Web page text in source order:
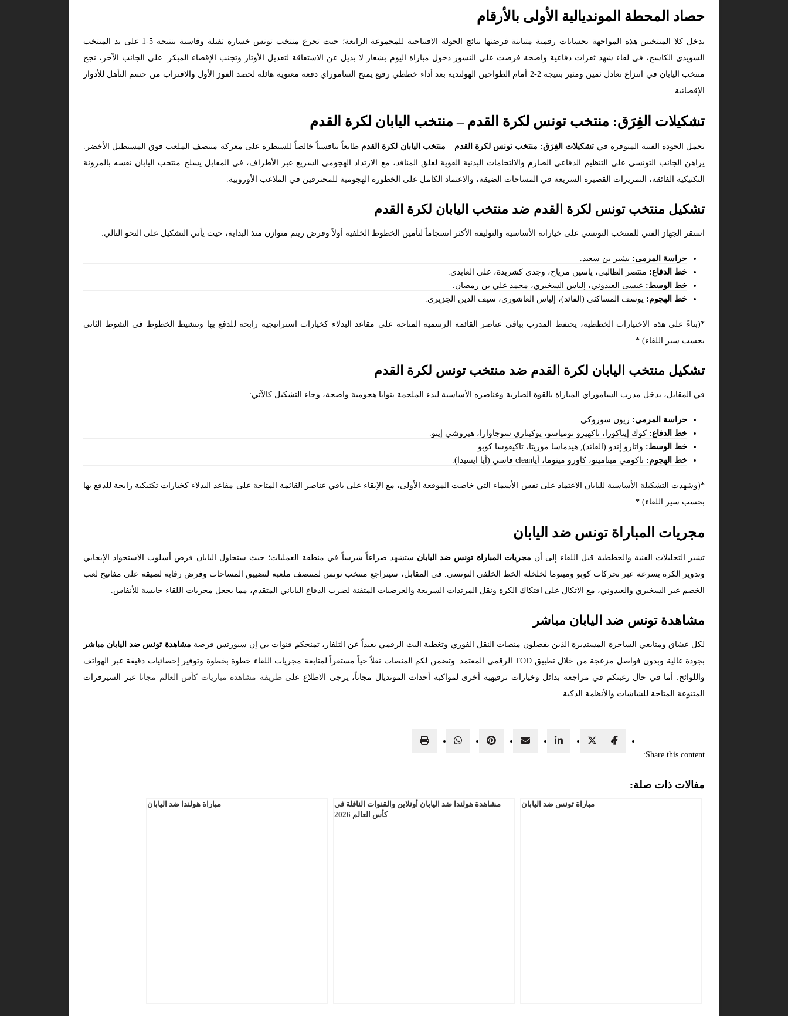
حصاد المحطة المونديالية الأولى بالأرقام
يدخل كلا المنتخبين هذه المواجهة بحسابات رقمية متباينة فرضتها نتائج الجولة الافتتاحية للمجموعة الرابعة؛ حيث تجرع منتخب تونس خسارة ثقيلة وقاسية بنتيجة 5-1 على يد المنتخب
السويدي الكاسح، في لقاء شهد ثغرات دفاعية واضحة فرضت على النسور دخول مباراة اليوم بشعار لا بديل عن الاستفاقة لتعديل الأوتار وتجنب الإقصاء المبكر. على الجانب الآخر، نجح
منتخب اليابان في انتزاع تعادل ثمين ومثير بنتيجة 2-2 أمام الطواحين الهولندية بعد أداء خططي رفيع يمنح الساموراي دفعة معنوية هائلة لحصد الفوز الأول والاقتراب من حسم التأهل للأدوار
الإقصائية.
تشكيلات الفِرَق: منتخب تونس لكرة القدم – منتخب اليابان لكرة القدم
تحمل الجودة الفنية المتوفرة في تشكيلات الفِرَق: منتخب تونس لكرة القدم – منتخب اليابان لكرة القدم طابعاً تنافسياً خالصاً للسيطرة على معركة منتصف الملعب فوق المستطيل الأخضر.
يراهن الجانب التونسي على التنظيم الدفاعي الصارم والالتحامات البدنية القوية لغلق المنافذ، مع الارتداد الهجومي السريع عبر الأطراف، في المقابل يسلح منتخب اليابان نفسه بالمرونة
التكتيكية الفائقة، التمريرات القصيرة السريعة في المساحات الضيقة، والاعتماد الكامل على الخطورة الهجومية للمحترفين في الملاعب الأوروبية.
تشكيل منتخب تونس لكرة القدم ضد منتخب اليابان لكرة القدم
استقر الجهاز الفني للمنتخب التونسي على خياراته الأساسية والتوليفة الأكثر انسجاماً لتأمين الخطوط الخلفية أولاً وفرض ريتم متوازن منذ البداية، حيث يأتي التشكيل على النحو التالي:
حراسة المرمى: بشير بن سعيد.
خط الدفاع: منتصر الطالبي، ياسين مرياح، وجدي كشريدة، علي العابدي.
خط الوسط: عيسى العيدوني، إلياس السخيري، محمد علي بن رمضان.
خط الهجوم: يوسف المساكني (القائد)، إلياس العاشوري، سيف الدين الجزيري.
*(بناءً على هذه الاختيارات الخططية، يحتفظ المدرب بباقي عناصر القائمة الرسمية المتاحة على مقاعد البدلاء كخيارات استراتيجية رابحة للدفع بها وتنشيط الخطوط في الشوط الثاني
بحسب سير اللقاء).*
تشكيل منتخب اليابان لكرة القدم ضد منتخب تونس لكرة القدم
في المقابل، يدخل مدرب الساموراي المباراة بالقوة الضاربة وعناصره الأساسية لبدء الملحمة بنوايا هجومية واضحة، وجاء التشكيل كالآتي:
حراسة المرمى: زيون سوزوكي.
خط الدفاع: كوك إيتاكورا، تاكهيرو تومياسو، يوكيناري سوجاوارا، هيروشي إيتو.
خط الوسط: واتارو إندو (القائد), هيدماسا موريتا، تاكيفوسا كوبو.
خط الهجوم: تاكومي مينامينو، كاورو ميتوما، أياclean فاسي (أيا ايسيدا).
*(وشهدت التشكيلة الأساسية لليابان الاعتماد على نفس الأسماء التي خاضت الموقعة الأولى، مع الإبقاء على باقي عناصر القائمة المتاحة على مقاعد البدلاء كخيارات تكتيكية رابحة للدفع بها
بحسب سير اللقاء).*
مجريات المباراة تونس ضد اليابان
تشير التحليلات الفنية والخططية قبل اللقاء إلى أن مجريات المباراة تونس ضد اليابان ستشهد صراعاً شرساً في منطقة العمليات؛ حيث ستحاول اليابان فرض أسلوب الاستحواذ الإيجابي
وتدوير الكرة بسرعة عبر تحركات كوبو وميتوما لخلخلة الخط الخلفي التونسي. في المقابل، سيتراجع منتخب تونس لمنتصف ملعبه لتضييق المساحات وفرض رقابة لصيقة على مفاتيح لعب
الخصم عبر السخيري والعيدوني، مع الاتكال على افتكاك الكرة ونقل المرتدات السريعة والعرضيات المتقنة لضرب الدفاع الياباني المتقدم، مما يجعل مجريات اللقاء حابسة للأنفاس.
مشاهدة تونس ضد اليابان مباشر
لكل عشاق ومتابعي الساحرة المستديرة الذين يفضلون منصات النقل الفوري وتغطية البث الرقمي بعيداً عن التلفاز، تمنحكم قنوات بي إن سبورتس فرصة مشاهدة تونس ضد اليابان مباشر
بجودة عالية وبدون فواصل مزعجة من خلال تطبيق TOD الرقمي المعتمد. وتضمن لكم المنصات نقلاً حياً مستقراً لمتابعة مجريات اللقاء خطوة بخطوة وتوفير إحصائيات دقيقة عبر الهواتف
واللوائح. أما في حال رغبتكم في مراجعة بدائل وخيارات ترفيهية أخرى لمواكبة أحداث المونديال مجاناً، يرجى الاطلاع علىطريقة مشاهدة مباريات كأس العالم مجانا عبر السيرفرات
المتنوعة المتاحة للشاشات والأنظمة الذكية.
Share this content:
مفالات ذات صلة:
مباراة تونس ضد اليابان
مشاهدة هولندا ضد اليابان أونلاين والقنوات الناقلة في
كأس العالم 2026
مباراة هولندا ضد اليابان